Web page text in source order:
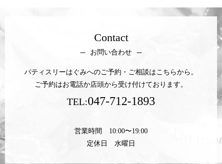
Contact
お問い合わせ
パティスリーはぐみへのご予約・ご相談はこちらから。
ご予約はお電話か店頭から受け付けております。
TEL:047-712-1893
営業時間 10:00〜19:00
定休日 水曜日